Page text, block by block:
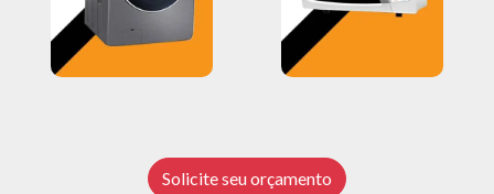
Solicite seu orçamento